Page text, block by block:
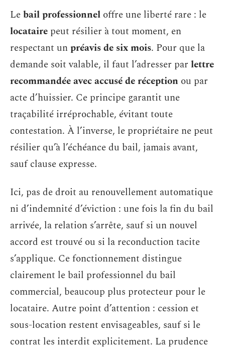
Lebail professionnel offre une liberté rare : le
locataire peut résilier à tout moment, en
respectant unpréavis de six mois. Pour que la
demande soit valable, il faut l’adresser par lettre
recommandée avec accusé de réception ou par
acte d’huissier. Ce principe garantit une
traçabilité irréprochable, évitant toute
contestation. À l’inverse, le propriétaire ne peut
résilier qu’à l’échéance du bail, jamais avant,
sauf clause expresse.
Ici, pas de droit au renouvellement automatique
ni d’indemnité d’éviction : une fois la fin du bail
arrivée, la relation s’arrête, sauf si un nouvel
accord est trouvé ou si la reconduction tacite
s’applique. Ce fonctionnement distingue
clairement le bail professionnel du bail
commercial, beaucoup plus protecteur pour le
locataire. Autre point d’attention : cession et
sous-location restent envisageables, sauf si le
contrat les interdit explicitement. La prudence